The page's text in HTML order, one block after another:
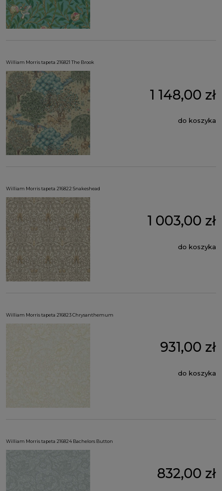
William Morris tapeta 216821 The Brook
1 148,00 zł
do koszyka
William Morris tapeta 216822 Snakeshead
1 003,00 zł
do koszyka
William Morris tapeta 216823 Chrysanthemum
931,00 zł
do koszyka
William Morris tapeta 216824 Bachelors Button
832,00 zł